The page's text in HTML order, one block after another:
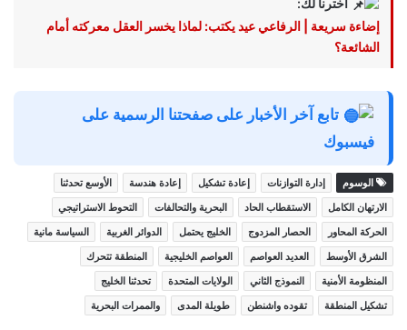
اخترنا لك:
إضاءة سريعة | الرفاعي عيد يكتب: لماذا يخسر العقل معركته أمام
الشائعة؟
تابع آخر الأخبار على صفحتنا الرسمية على
فيسبوك
الوسوم إدارة التوازنات إعادة تشكيل إعادة هندسة
الأوسع تحدثنا
الارتهان الكامل
الاستقطاب الحاد البحرية والتحالفات
التحوط الاستراتيجي
الحركة المحاور
الحصار المزدوج الخليج يحتمل الدوائر الغربية
السياسة مانية
الشرق الأوسط
العديد العواصم العواصم الخليجية
المنطقة تتحرك
المنظومة الأمنية
النموذج الثاني الولايات المتحدة
تحدثنا الخليج
تشكيل المنطقة
تقوده واشنطن طويلة المدى والممرات البحرية